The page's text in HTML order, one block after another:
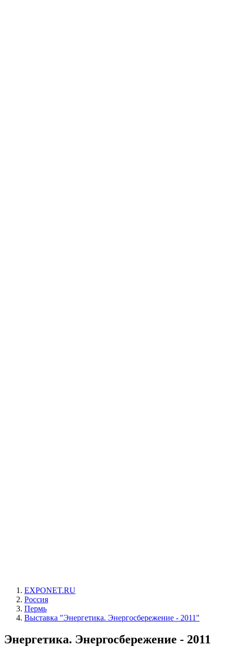
EXPONET.RU
Россия
Пермь
Выставка "Энергетика. Энергосбережение - 2011"
Энергетика. Энергосбережение - 2011